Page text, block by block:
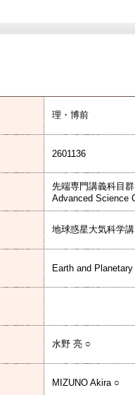
理・博前
2601136
先端専門講義科目
Advanced Science
地球惑星大気科学
Earth and
水野 亮 ○
MIZUNO Akira ○